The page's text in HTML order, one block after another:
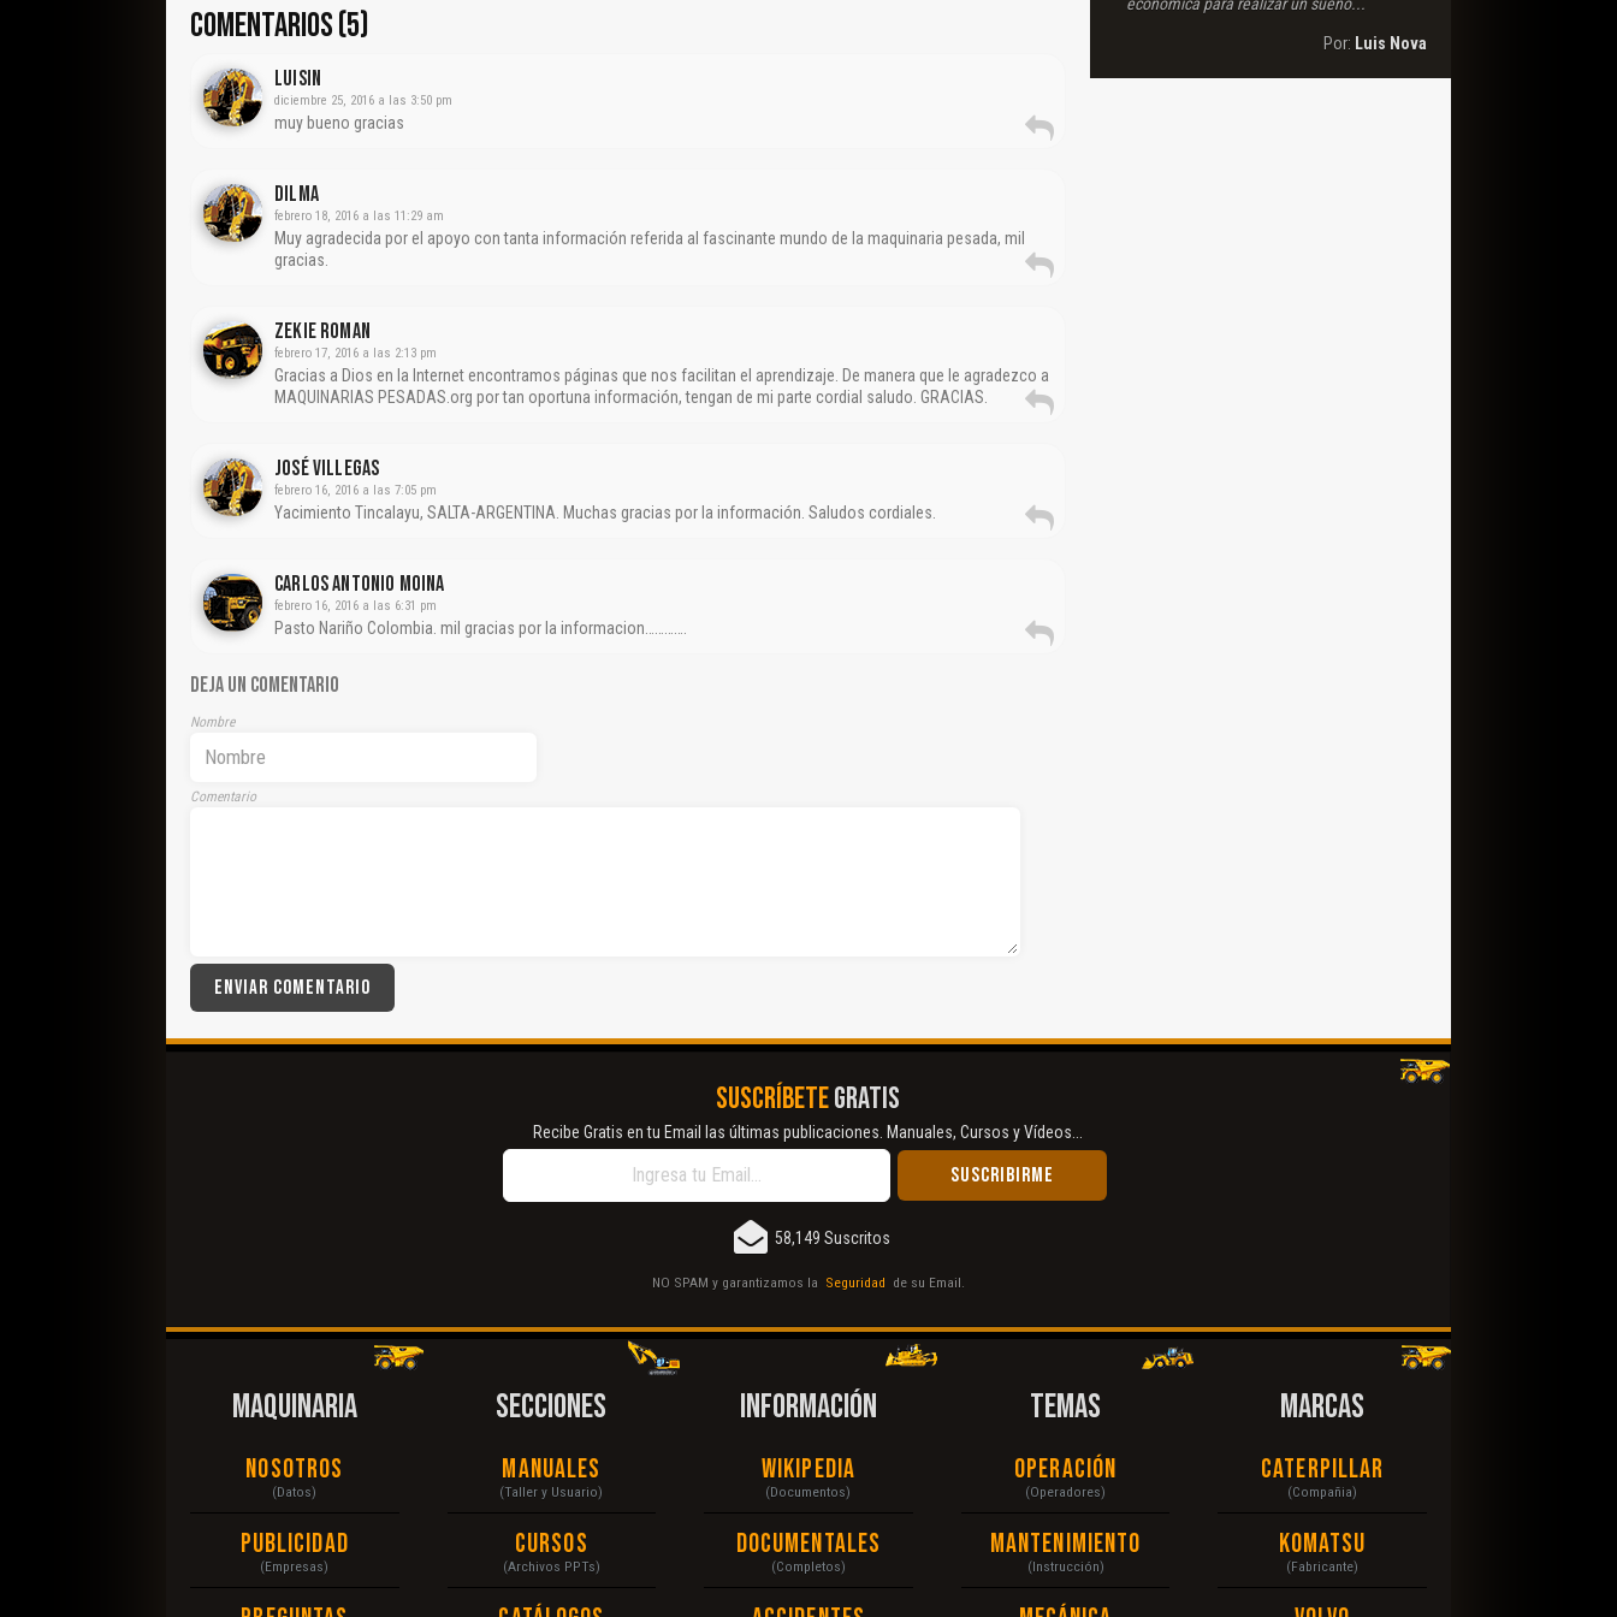
COMENTARIOS (5)
Luisin
diciembre 25, 2016 a las 3:50 pm
muy bueno gracias
Dilma
febrero 18, 2016 a las 11:29 am
Muy agradecida por el apoyo con tanta información referida al fascinante mundo de la maquinaria pesada, mil
gracias.
Zekie Roman
febrero 17, 2016 a las 2:13 pm
Gracias a Dios en la Internet encontramos páginas que nos facilitan el aprendizaje. De manera que le agradezco a
MAQUINARIAS PESADAS.org por tan oportuna información, tengan de mi parte cordial saludo. GRACIAS.
José Villegas
febrero 16, 2016 a las 7:05 pm
Yacimiento Tincalayu, SALTA-ARGENTINA. Muchas gracias por la información. Saludos cordiales.
CARLOS ANTONIO MOINA
febrero 16, 2016 a las 6:31 pm
Pasto Nariño Colombia. mil gracias por la informacion………….
DEJA UN COMENTARIO
Nombre
Comentario
Por: Luis Nova
SUSCRÍBETEGRATIS
Recibe Gratis en tu Email las últimas publicaciones. Manuales, Cursos y Vídeos...
58,149 Suscritos
NO SPAM y garantizamos la Seguridad de su Email.
MAQUINARIA
Nosotros
(Datos)
Publicidad
(Empresas)
SECCIONES
Manuales
(Taller y Usuario)
Cursos
(Archivos PPTs)
INFORMACIÓN
Wikipedia
(Documentos)
Documentales
(Completos)
TEMAS
Operación
(Operadores)
Mantenimiento
(Instrucción)
MARCAS
Caterpillar
(Compañia)
Komatsu
(Fabricante)